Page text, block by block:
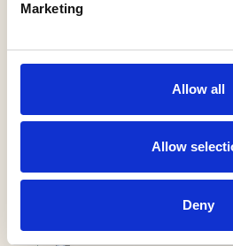
Marketing
Allow all
Allow
Deny
8
9